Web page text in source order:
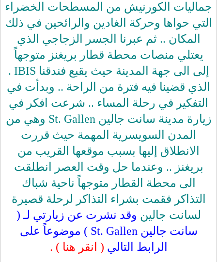
جماليات الكورنيش من المسطحات الخضراء
التي حواها وحركة الغادين والرائحين في ذلك
المكان .. ثم عبرنا الجسر الزجاجي الذي
يعتلي منصات محطة قطار بريغنز متوجهاً
إلى الى جهة المدينة حيث يقبع فندقنا IBIS .
الذي قضينا فيه فترة من الراحة .. وبدأت في
التفكير في رحلة المساء .. شرعت افكر في
زيارة مدينة سانت جالين St. Gallen وهي من
المدن السويسرية المهمة حيث قررت
الانطلاق إليها بسبب موقعها القريب من
بريغنز .. وعندما حل وقت العصر انطلقت
الى محطة القطار متوجهاً ناحية شباك
التذاكر فقمت بشراء التذاكر لرحلة قصيرة
لسانت جالين وقد نشرت عن زيارتي لـ (
سانت جالين St. Gallen ) موضوعاً على
الرابط التالي ( انقر هنا ) .